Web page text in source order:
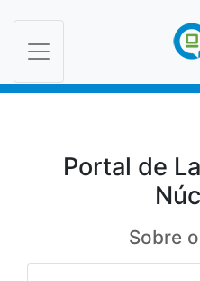
Toggle navigation
Portal de
Sobre